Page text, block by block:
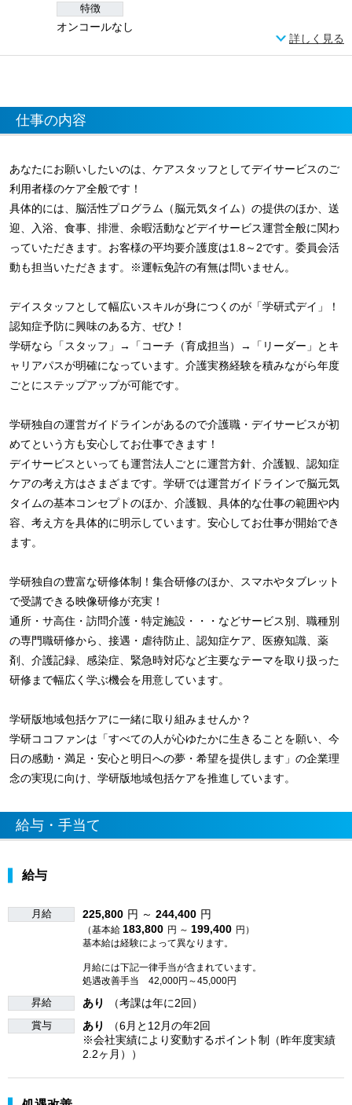
特徴
オンコールなし
詳しく見る
仕事の内容
あなたにお願いしたいのは、ケアスタッフとしてデイサービスのご
利用者様のケア全般です！
具体的には、脳活性プログラム（脳元気タイム）の提供のほか、送
迎、入浴、食事、排泄、余暇活動などデイサービス運営全般に関わ
っていただきます。お客様の平均要介護度は1.8～2です。委員会活
動も担当いただきます。※運転免許の有無は問いません。
デイスタッフとして幅広いスキルが身につくのが「学研式デイ」！
認知症予防に興味のある方、ぜひ！
学研なら「スタッフ」→「コーチ（育成担当）→「リーダー」とキ
ャリアパスが明確になっています。介護実務経験を積みながら年度
ごとにステップアップが可能です。
学研独自の運営ガイドラインがあるので介護職・デイサービスが初
めてという方も安心してお仕事できます！
デイサービスといっても運営法人ごとに運営方針、介護観、認知症
ケアの考え方はさまざまです。学研では運営ガイドラインで脳元気
タイムの基本コンセプトのほか、介護観、具体的な仕事の範囲や内
容、考え方を具体的に明示しています。安心してお仕事が開始でき
ます。
学研独自の豊富な研修体制！集合研修のほか、スマホやタブレット
で受講できる映像研修が充実！
通所・サ高住・訪問介護・特定施設・・・などサービス別、職種別
の専門職研修から、接遇・虐待防止、認知症ケア、医療知識、薬
剤、介護記録、感染症、緊急時対応など主要なテーマを取り扱った
研修まで幅広く学ぶ機会を用意しています。
学研版地域包括ケアに一緒に取り組みませんか？
学研ココファンは「すべての人が心ゆたかに生きることを願い、今
日の感動・満足・安心と明日への夢・希望を提供します」の企業理
念の実現に向け、学研版地域包括ケアを推進しています。
給与・手当て
給与
月給 225,800 円 ～ 244,400 円
（基本給 183,800 円 ～ 199,400 円）
基本給は経験によって異なります。
月給には下記一律手当が含まれています。
処遇改善手当 42,000円～45,000円
昇給 あり （考課は年に2回）
賞与 あり
（6月と12月の年2回
※会社実績により変動するポイント制（昨年度実績
2.2ヶ月））